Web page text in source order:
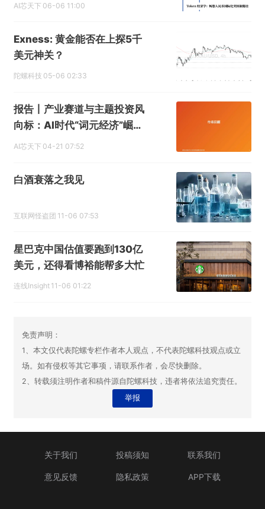
AI芯天下 06-06 11:00
Exness: 黄金能否在上探5千
美元神关？
陀螺科技 05-06 02:33
报告丨产业赛道与主题投资风
向标：AI时代“词元经济”崛
起，地缘危机影响多种关键原
AI芯天下 04-21 07:52
白酒衰落之我见
互联网怪盗团 11-06 07:53
星巴克中国估值要跑到130亿
美元，还得看博裕能帮多大忙
连线Insight 11-06 01:22
免责声明：
1、本文仅代表陀螺专栏作者本人观点，不代表陀螺科技观点或立
场。如有侵权等其它事项，请联系作者，会尽快删除。
2、转载须注明作者和稿件源自陀螺科技，违者将依法追究责任。
举报
关于我们 投稿须知 联系我们
意见反馈 隐私政策 APP下载